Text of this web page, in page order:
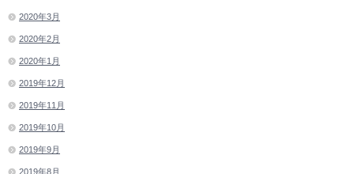
2020年3月
2020年2月
2020年1月
2019年12月
2019年11月
2019年10月
2019年9月
2019年8月